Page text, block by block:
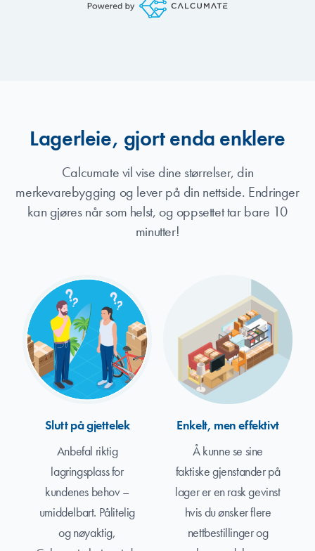
Lagerleie, gjort enda enklere
Calcumate vil vise dine størrelser, din
merkevarebygging og lever på din nettside. Endringer
kan gjøres når som helst, og oppsettet tar bare 10
minutter!
Slutt på gjettelek
Anbefal riktig
lagringsplass for
kundenes behov –
umiddelbart. Pålitelig
og nøyaktig,
Enkelt, men effektivt
Å kunne se sine
faktiske gjenstander på
lager er en rask gevinst
hvis du ønsker flere
nettbestillinger og